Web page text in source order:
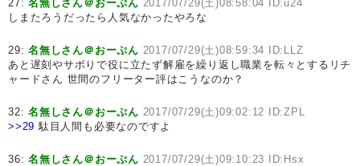
27:名無しさん＠おーぷん 2017/07/29(土)08:58:04 ID:u24
しまたろうだったら人気なかったやろな
29:名無しさん＠おーぷん 2017/07/29(土)08:59:34 ID:LLZ
あと遅刻やサボりで役に立たず解雇を繰り返し職業を転々とするリチ
ャードさん 世間のフリーター評はこうなのか？
32:名無しさん＠おーぷん 2017/07/29(土)09:02:12 ID:ZPL
>>29 駄目人間も必要なのですよ
36:名無しさん＠おーぷん 2017/07/29(土)09:10:23 ID:Hsx